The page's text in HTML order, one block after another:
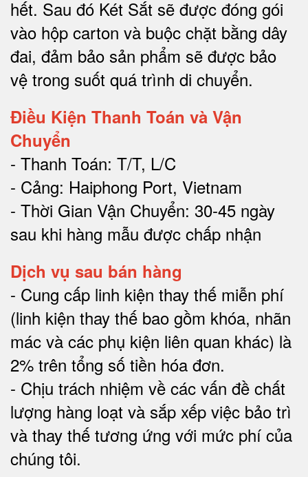
hết. Sau đó Két Sắt sẽ được đóng gói
vào hộp carton và buộc chặt bằng dây
đai, đảm bảo sản phẩm sẽ được bảo
vệ trong suốt quá trình di chuyển.
Điều Kiện Thanh Toán và Vận
Chuyển
- Thanh Toán: T/T, L/C
- Cảng: Haiphong Port, Vietnam
- Thời Gian Vận Chuyển: 30-45 ngày
sau khi hàng mẫu được chấp nhận
Dịch vụ sau bán hàng
- Cung cấp linh kiện thay thế miễn phí
(linh kiện thay thế bao gồm khóa, nhãn
mác và các phụ kiện liên quan khác) là
2% trên tổng số tiền hóa đơn.
- Chịu trách nhiệm về các vấn đề chất
lượng hàng loạt và sắp xếp việc bảo trì
và thay thế tương ứng với mức phí của
chúng tôi.